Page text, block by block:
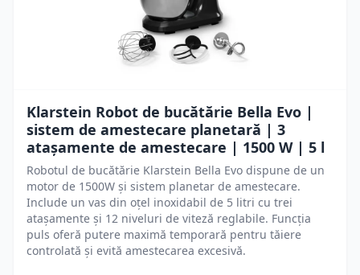
Klarstein Robot de bucătărie Bella Evo |
sistem de amestecare planetară | 3
atașamente de amestecare | 1500 W | 5 l
Robotul de bucătărie Klarstein Bella Evo dispune de un
motor de 1500W și sistem planetar de amestecare.
Include un vas din oțel inoxidabil de 5 litri cu trei
atașamente și 12 niveluri de viteză reglabile. Funcția
puls oferă putere maximă temporară pentru tăiere
controlată și evită amestecarea excesivă.